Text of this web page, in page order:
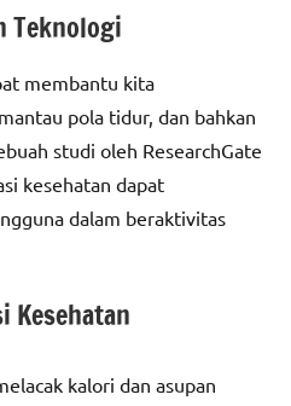
Teknologi
membantu kita
pola tidur, dan bahkan
studi oleh ResearchGate
kesehatan dapat
dalam beraktivitas
Kesehatan
kalori dan asupan